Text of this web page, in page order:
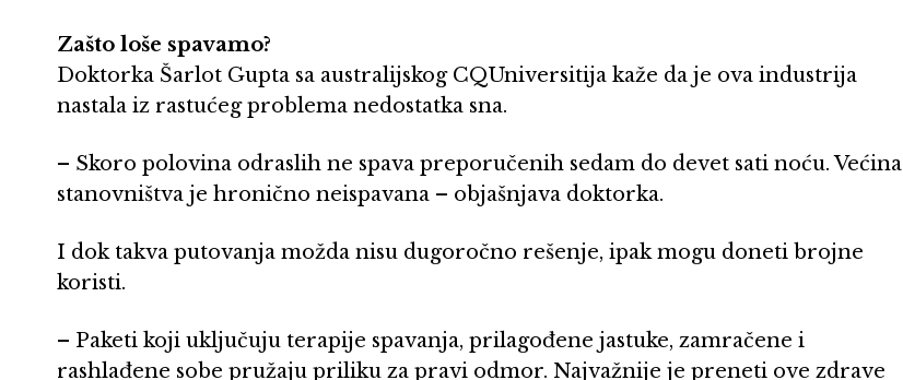
Zašto loše spavamo?
Doktorka Šarlot Gupta sa australijskog CQUniversitija kaže da je ova industrija
nastala iz rastućeg problema nedostatka sna.
– Skoro polovina odraslih ne spava preporučenih sedam do devet sati noću. Većina
stanovništva je hronično neispavana – objašnjava doktorka.
I dok takva putovanja možda nisu dugoročno rešenje, ipak mogu doneti brojne
koristi.
– Paketi koji uključuju terapije spavanja, prilagođene jastuke, zamračene i
rashlađene sobe pružaju priliku za pravi odmor. Najvažnije je preneti ove zdrave